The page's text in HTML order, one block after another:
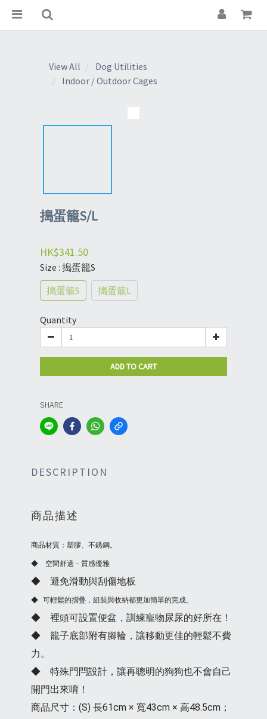
View All
Dog Utilities
Indoor / Outdoor Cages
搗蛋籠S/L
HK$341.50
Size : 搗蛋籠S
搗蛋籠S
搗蛋籠L
Quantity
ADD TO CART
SHARE
DESCRIPTION
商品描述
商品材質：塑膠、不銹鋼。
◆ 空間舒適－質感優雅
◆ 避免滑動與刮傷地板
◆ 可輕鬆的摺疊，組裝與收納都更加簡單的完成。
◆ 裡頭可設置便盆，訓練寵物尿尿的好所在！
◆ 籠子底部附有腳輪，讓移動更佳的輕鬆不費
力。
◆ 特殊門閂設計，讓再聰明的狗狗也不會自己
開門出來唷！
商品尺寸：(S) 長61cm × 寬43cm × 高48.5cm；